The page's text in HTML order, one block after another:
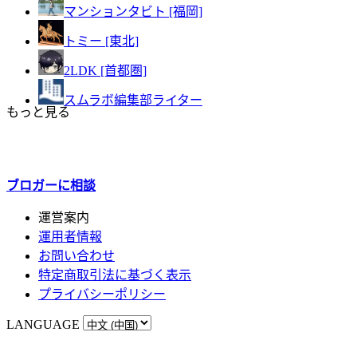
マンションタビト [福岡]
トミー [東北]
2LDK [首都圏]
スムラボ編集部ライター
もっと見る
ブロガーに相談
運営案内
運用者情報
お問い合わせ
特定商取引法に基づく表示
プライバシーポリシー
LANGUAGE